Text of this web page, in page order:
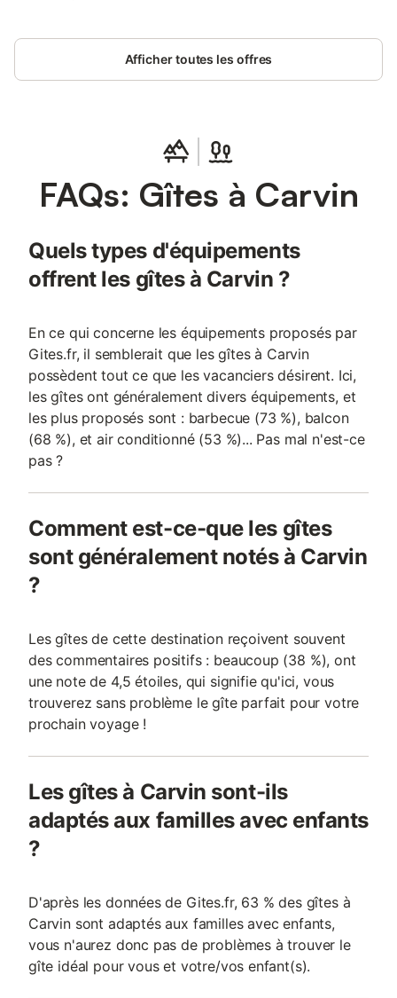
Afficher toutes les offres
FAQs: Gîtes à Carvin
Quels types d'équipements
offrent les gîtes à Carvin ?
En ce qui concerne les équipements proposés par
Gites.fr, il semblerait que les gîtes à Carvin
possèdent tout ce que les vacanciers désirent. Ici,
les gîtes ont généralement divers équipements, et
les plus proposés sont : barbecue (73 %), balcon
(68 %), et air conditionné (53 %)... Pas mal n'est-ce
pas ?
Comment est-ce-que les gîtes
sont généralement notés à Carvin
?
Les gîtes de cette destination reçoivent souvent
des commentaires positifs : beaucoup (38 %), ont
une note de 4,5 étoiles, qui signifie qu'ici, vous
trouverez sans problème le gîte parfait pour votre
prochain voyage !
Les gîtes à Carvin sont-ils
adaptés aux familles avec enfants
?
D'après les données de Gites.fr, 63 % des gîtes à
Carvin sont adaptés aux familles avec enfants,
vous n'aurez donc pas de problèmes à trouver le
gîte idéal pour vous et votre/vos enfant(s).